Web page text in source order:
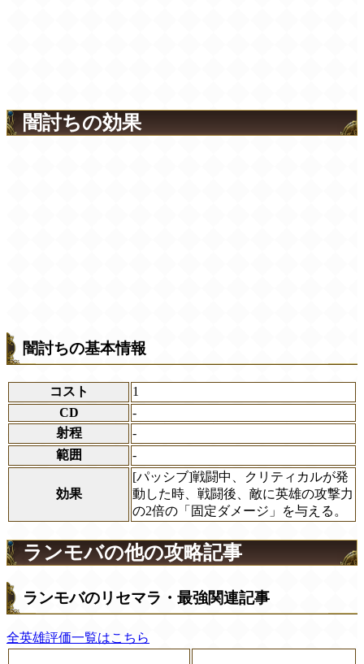
闇討ちの効果
闇討ちの基本情報
コスト
1
CD
-
射程
-
範囲
-
効果
[パッシブ]戦闘中、クリティカルが発
動した時、戦闘後、敵に英雄の攻撃力
の2倍の「固定ダメージ」を与える。
ランモバの他の攻略記事
ランモバのリセマラ・最強関連記事
全英雄評価一覧はこちら